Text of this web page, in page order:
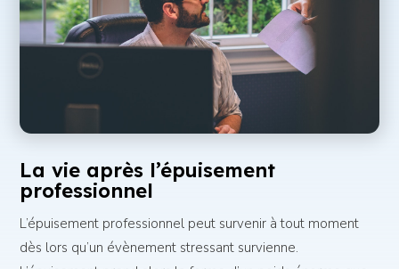
La vie après l’épuisement
professionnel
L’épuisement professionnel peut survenir à tout moment
dès lors qu’un évènement stressant survienne.